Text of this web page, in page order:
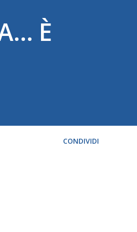
È
CONDIVIDI